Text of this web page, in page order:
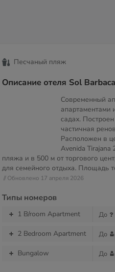
Песчаный пляж
Описание отеля Sol
Современный
апартаментами
садах.
частичная
Расположен в
Avenida Tirajana
пляжа и в 500 м от торгового
для семейного отдыха. Площадь
// Обновлено 17 апреля 2026
Типы номеров
1 B/room Apartment До
2 Bedroom Apartment До
Bungalow До